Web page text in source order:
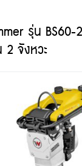
รุ่น BS60-
2 จังหวะ